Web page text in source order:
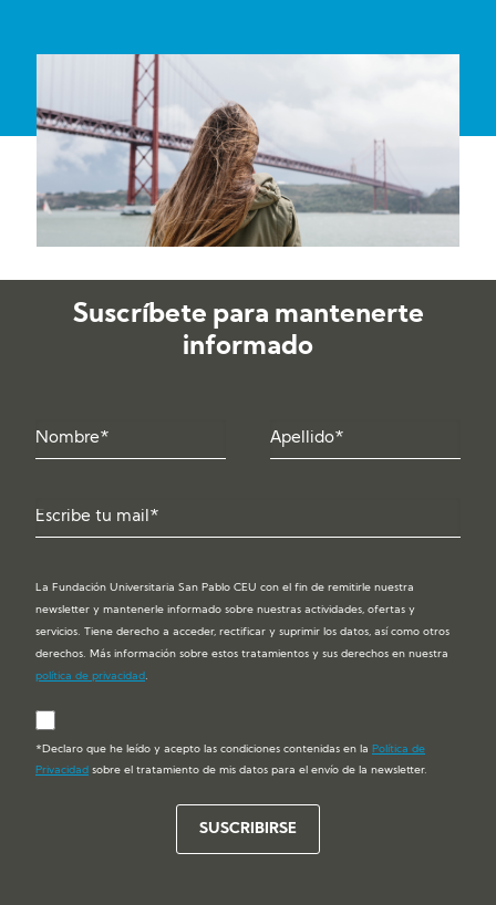
Suscríbete para mantenerte
informado
La Fundación Universitaria San Pablo CEU con el fin de remitirle nuestra
newsletter y mantenerle informado sobre nuestras actividades, ofertas y
servicios. Tiene derecho a acceder, rectificar y suprimir los datos, así como otros
derechos. Más información sobre estos tratamientos y sus derechos en nuestra
política de privacidad.
*Declaro que he leído y acepto las condiciones contenidas en la Política de
Privacidad sobre el tratamiento de mis datos para el envío de la newsletter.